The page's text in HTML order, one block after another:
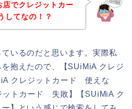
でクレジットカー
してなの！？
いるのだと思います。実際私
抱えたので、【SUiMiA クレジ
クレジットカード 使えな
ットカード 失敗】【SUiMiA ク